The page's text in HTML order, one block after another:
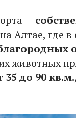
—
Алтае, где в
животных
35 до 90 кв.м.